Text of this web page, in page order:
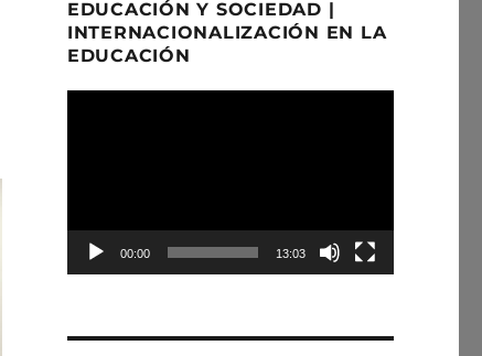
EDUCACIÓN Y SOCIEDAD |
INTERNACIONALIZACIÓN EN LA
EDUCACIÓN
00:00 13:03